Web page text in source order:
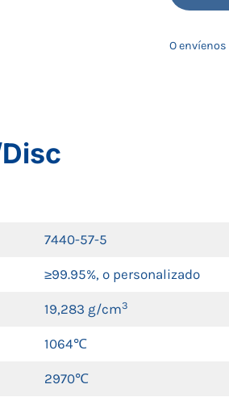
O
7440-57-5
≥99.95%, o personalizado
19,283 g/cm3
1064℃
2970℃